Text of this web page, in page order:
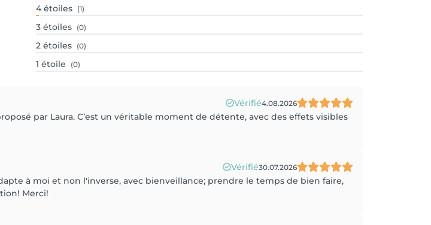
4 étoiles (1)
3 étoiles (0)
2 étoiles (0)
1 étoile (0)
Vérifié4.08.2026
par Laura. C’est un véritable moment de détente, avec des effets visibles
Vérifié30.07.2026
à moi et non l'inverse, avec bienveillance; prendre le temps de bien faire,
Merci!